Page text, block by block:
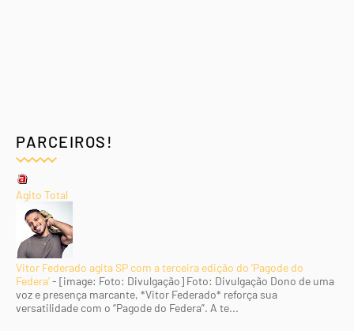
PARCEIROS!
Agito Total
Vitor Federado agita SP com a terceira edição do 'Pagode do
Federa'- [image: Foto: Divulgação] Foto: Divulgação Dono de uma
voz e presença marcante, *Vitor Federado* reforça sua
versatilidade com o “Pagode do Federa”. A te...